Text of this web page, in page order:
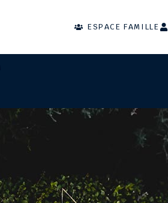
ESPACE FAMILLE